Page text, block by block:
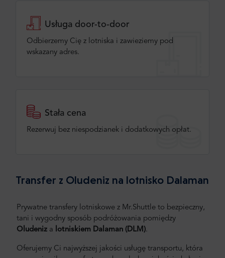
Usługa door-to-door
Odbierzemy Cię z lotniska i zawieziemy pod
wskazany adres.
Stała cena
Rezerwuj bez niespodzianek i dodatkowych opłat.
Transfer z Oludeniz na lotnisko Dalaman
Prywatne transfery lotniskowe z Mr.Shuttle to bezpieczny,
tani i wygodny sposób podróżowania pomiędzy
Oludeniz a lotniskiem Dalaman (DLM).
Oferujemy Ci najwyższej jakości usługę transportu, która